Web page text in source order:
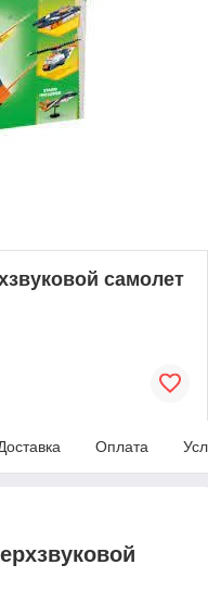
самолет
Оплата